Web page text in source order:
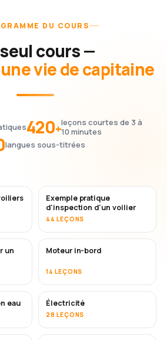
DU COURS
cours —
vie de capitaine
420+leçons courtes de 3 à
10 minutes
langues sous-titrées
Exemple pratique
d'inspection d'un voilier
44 LEÇONS
un
Moteur in-bord
14 LEÇONS
eau Électricité
28 LEÇONS